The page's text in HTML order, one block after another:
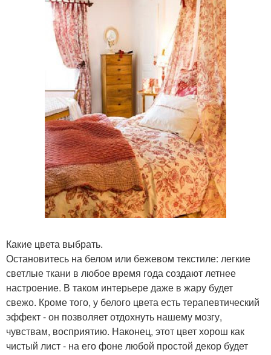
Какие цвета выбрать.
Остановитесь на белом или бежевом текстиле: легкие
светлые ткани в любое время года создают летнее
настроение. В таком интерьере даже в жару будет
свежо. Кроме того, у белого цвета есть терапевтический
эффект - он позволяет отдохнуть нашему мозгу,
чувствам, восприятию. Наконец, этот цвет хорош как
чистый лист - на его фоне любой простой декор будет